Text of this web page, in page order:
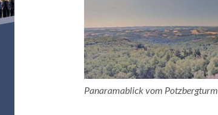
Panaramablick vom Potzbergturm